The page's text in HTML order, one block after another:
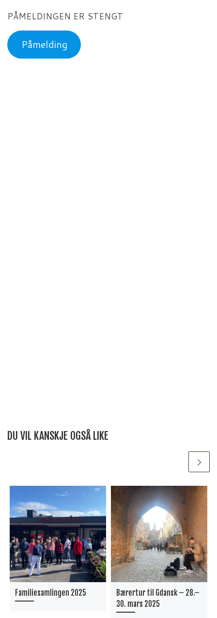
PÅMELDINGEN ER STENGT
Påmelding
DU VIL KANSKJE OGSÅ LIKE
Familiesamlingen 2025
Bærertur til Gdansk – 28.–
30. mars 2025